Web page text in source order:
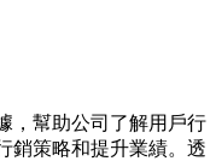
，幫助公司了解用戶行
銷策略和提升業績。透